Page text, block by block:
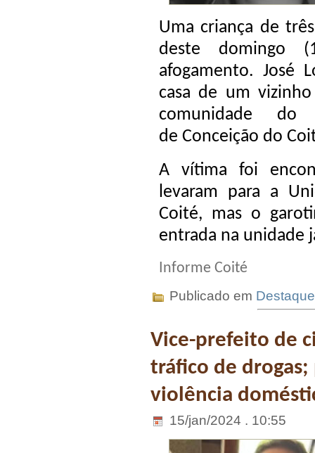
Uma criança de
deste domingo
afogamento. José
casa de um
comunidade
de Conceição do
A vítima foi
levaram para a
Coité, mas o
entrada na unidade
Informe Coité
Publicado em
Vice-prefeito de
tráfico de
violência
15/jan/2024 . 10:55